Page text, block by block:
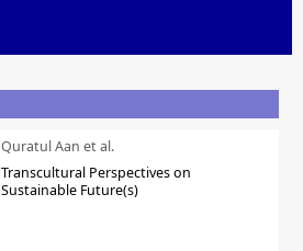
Quratul Aan et al.
Transcultural Perspectives on
Sustainable Future(s)